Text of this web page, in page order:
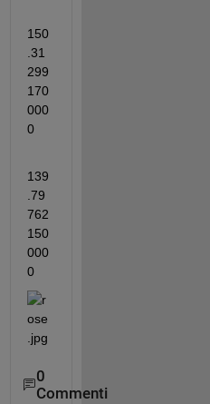
150
.31
299
170
000
0
139
.79
762
150
000
0
0
Commenti